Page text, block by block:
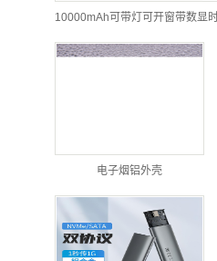
电子烟铝外壳